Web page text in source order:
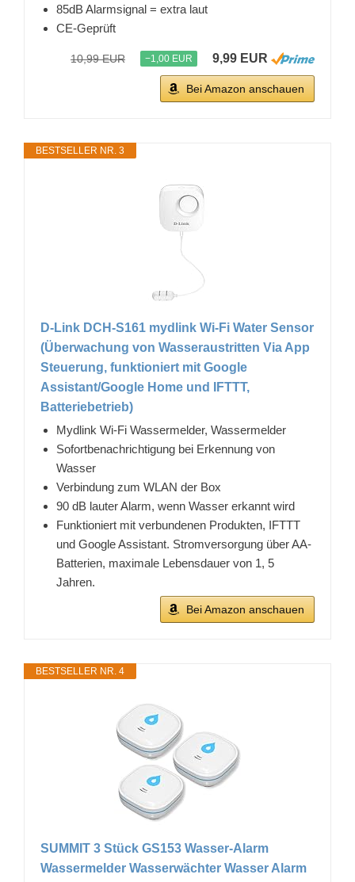
85dB Alarmsignal = extra laut
CE-Geprüft
10,99 EUR −1,00 EUR 9,99 EUR
Bei Amazon anschauen
BESTSELLER NR. 3
D-Link DCH-S161 mydlink Wi-Fi Water Sensor
(Überwachung von Wasseraustritten Via App
Steuerung, funktioniert mit Google
Assistant/Google Home und IFTTT,
Batteriebetrieb)
Mydlink Wi-Fi Wassermelder, Wassermelder
Sofortbenachrichtigung bei Erkennung von
Wasser
Verbindung zum WLAN der Box
90 dB lauter Alarm, wenn Wasser erkannt wird
Funktioniert mit verbundenen Produkten, IFTTT
und Google Assistant. Stromversorgung über AA-
Batterien, maximale Lebensdauer von 1, 5
Jahren.
Bei Amazon anschauen
BESTSELLER NR. 4
SUMMIT 3 Stück GS153 Wasser-Alarm
Wassermelder Wasserwächter Wasser Alarm